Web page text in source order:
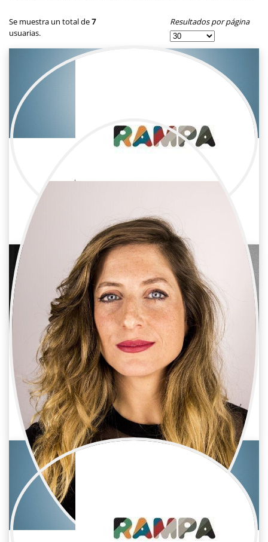
Se muestra un total de7
usuarias.
Resultados por página
Ana Honrubia Castrosín
Peluquera y maquilladora
Carmen Escudero
Televisión / Maquillaje y peluquería
Maquilladora